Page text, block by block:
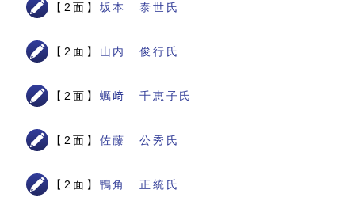
【2面】 坂本 泰世氏
【2面】 山内 俊行氏
【2面】 蠣﨑 千恵子氏
【2面】 佐藤 公秀氏
【2面】 鴨角 正統氏